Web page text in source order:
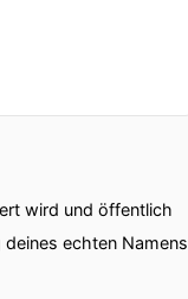
wird und öffentlich
echten Namens